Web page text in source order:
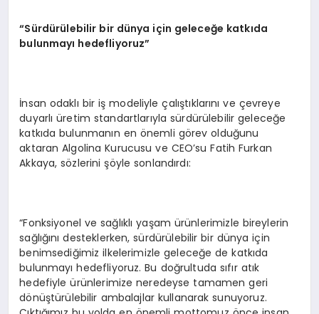
“Sürdürülebilir bir dünya için geleceğe katkıda
bulunmayı hedefliyoruz”
İnsan odaklı bir iş modeliyle çalıştıklarını ve çevreye
duyarlı üretim standartlarıyla sürdürülebilir geleceğe
katkıda bulunmanın en önemli görev olduğunu
aktaran Algolina Kurucusu ve CEO’su Fatih Furkan
Akkaya, sözlerini şöyle sonlandırdı:
“Fonksiyonel ve sağlıklı yaşam ürünlerimizle bireylerin
sağlığını desteklerken, sürdürülebilir bir dünya için
benimsediğimiz ilkelerimizle geleceğe de katkıda
bulunmayı hedefliyoruz. Bu doğrultuda sıfır atık
hedefiyle ürünlerimize neredeyse tamamen geri
dönüştürülebilir ambalajlar kullanarak sunuyoruz.